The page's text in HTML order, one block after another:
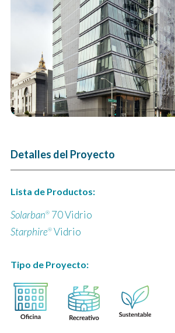
Detalles del Proyecto
Lista de Productos:
Solarban®70 Vidrio
Starphire®Vidrio
Tipo de Proyecto: